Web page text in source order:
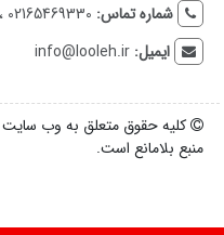
شماره تماس: 02165469330 ، همراه : 09120809195
ایمیل:info@looleh.ir
کلیه حقوق متعلق به وب سایت
منبع بلامانع است.